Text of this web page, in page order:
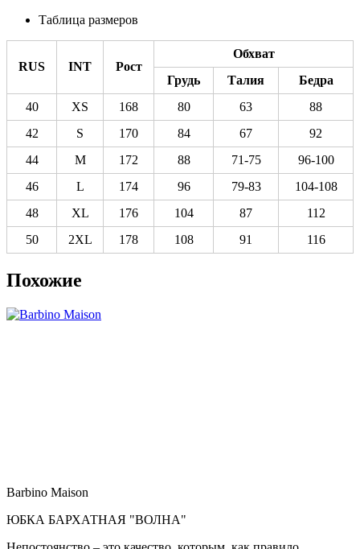
Таблица размеров
RUS INT Рост
Обхват
Грудь
Талия
Бедра
40
XS 168 80 63
88
42
S 170 84 67
92
44
M 172 88 71-75
96-100
46
L 174 96 79-83
104-108
48
XL 176 104 87
112
50
2XL 178 108 91 116
Похожие
Barbino Maison
ЮБКА БАРХАТНАЯ "ВОЛНА"